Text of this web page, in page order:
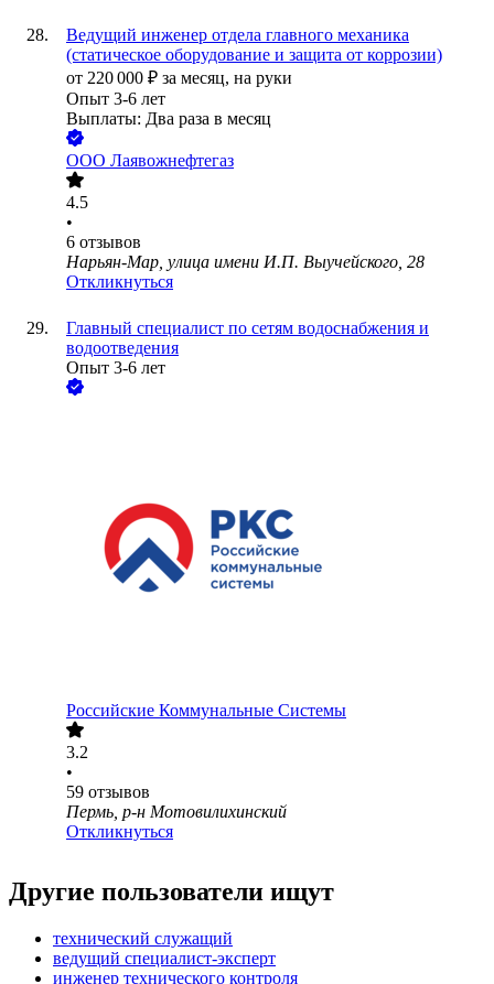
Ведущий инженер отдела главного механика
(статическое оборудование и защита от коррозии)
от 220 000 ₽ за месяц, на руки
Опыт 3-6 лет
Выплаты: Два раза в месяц
ООО Лаявожнефтегаз
4.5
•
6 отзывов
Нарьян-Мар, улица имени И.П. Выучейского, 28
Откликнуться
Главный специалист по сетям водоснабжения и
водоотведения
Опыт 3-6 лет
Российские Коммунальные Системы
3.2
•
59 отзывов
Пермь, р-н Мотовилихинский
Откликнуться
Другие пользователи ищут
технический служащий
ведущий специалист-эксперт
инженер технического контроля